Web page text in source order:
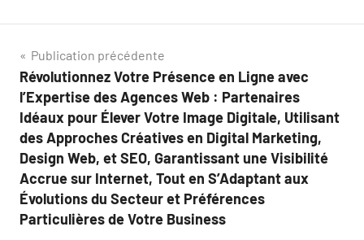
Navigation
de
l’article
Publication précédente
Révolutionnez Votre Présence en Ligne avec
l’Expertise des Agences Web : Partenaires
Idéaux pour Élever Votre Image Digitale, Utilisant
des Approches Créatives en Digital Marketing,
Design Web, et SEO, Garantissant une Visibilité
Accrue sur Internet, Tout en S’Adaptant aux
Évolutions du Secteur et Préférences
Particulières de Votre Business